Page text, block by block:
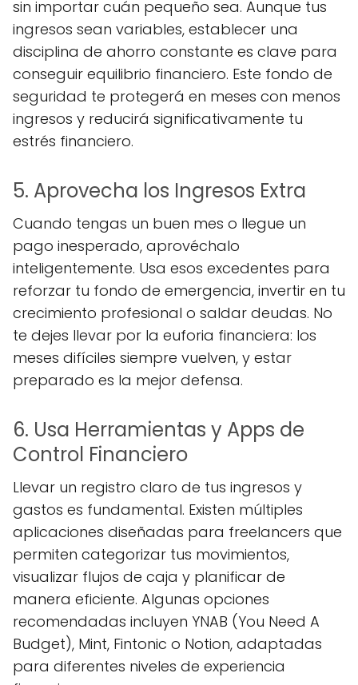
sin importar cuán pequeño sea. Aunque tus
ingresos sean variables, establecer una
disciplina de ahorro constante es clave para
conseguir equilibrio financiero. Este fondo de
seguridad te protegerá en meses con menos
ingresos y reducirá significativamente tu
estrés financiero.
5. Aprovecha los Ingresos Extra
Cuando tengas un buen mes o llegue un
pago inesperado, aprovéchalo
inteligentemente. Usa esos excedentes para
reforzar tu fondo de emergencia, invertir en tu
crecimiento profesional o saldar deudas. No
te dejes llevar por la euforia financiera: los
meses difíciles siempre vuelven, y estar
preparado es la mejor defensa.
6. Usa Herramientas y Apps de
Control Financiero
Llevar un registro claro de tus ingresos y
gastos es fundamental. Existen múltiples
aplicaciones diseñadas para freelancers que
permiten categorizar tus movimientos,
visualizar flujos de caja y planificar de
manera eficiente. Algunas opciones
recomendadas incluyen YNAB (You Need A
Budget), Mint, Fintonic o Notion, adaptadas
para diferentes niveles de experiencia